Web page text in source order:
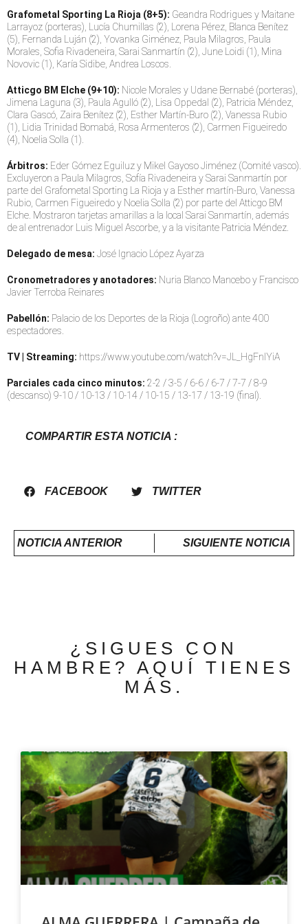
Grafometal Sporting La Rioja (8+5): Geandra Rodrigues y Maitane
Larrayoz (porteras), Lucía Chumillas (2), Lorena Pérez, Blanca Benítez
(5), Fernanda Luján (2), Yovanka Giménez, Paula Milagros, Paula
Morales, Sofia Rivadeneira, Sarai Sanmartín (2), June Loidi (1), Mina
Novovic (1), Karía Sidibe, Andrea Loscos.
Atticgo BM Elche (9+10): Nicole Morales y Udane Bernabé (porteras),
Jimena Laguna (3), Paula Agulló (2), Lisa Oppedal (2), Patricia Méndez,
Clara Gascó, Zaira Benítez (2), Esther Martín-Buro (2), Vanessa Rubio
(1), Lidia Trinidad Bomabá, Rosa Armenteros (2), Carmen Figueiredo
(4), Noelia Solla (1).
Árbitros: Eder Gómez Eguiluz y Mikel Gayoso Jiménez (Comité vasco).
Excluyeron a Paula Milagros, Sofía Rivadeneira y Sarai Sanmartín por
parte del Grafometal Sporting La Rioja y a Esther martín-Buro, Vanessa
Rubio, Carmen Figueiredo y Noelia Solla (2) por parte del Atticgo BM
Elche. Mostraron tarjetas amarillas a la local Sarai Sanmartín, además
de al entrenador Luis Miguel Ascorbe, y a la visitante Patricia Méndez.
Delegado de mesa: José Ignacio López Ayarza
Cronometradores y anotadores: Nuria Blanco Mancebo y Francisco
Javier Terroba Reinares
Pabellón: Palacio de los Deportes de la Rioja (Logroño) ante 400
espectadores.
TV | Streaming: https://www.youtube.com/watch?v=JL_HgFnIYiA
Parciales cada cinco minutos: 2-2 / 3-5 / 6-6 / 6-7 / 7-7 / 8-9
(descanso) 9-10 / 10-13 / 10-14 / 10-15 / 13-17 / 13-19 (final).
COMPARTIR ESTA NOTICIA :
FACEBOOK TWITTER
NOTICIA ANTERIOR SIGUIENTE NOTICIA
¿SIGUES CON
HAMBRE? AQUÍ TIENES
MÁS.